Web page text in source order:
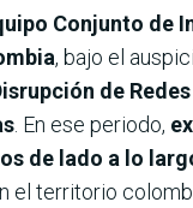
Conjunto de
, bajo el
de
. En ese periodo,
de lado a lo
el territorio